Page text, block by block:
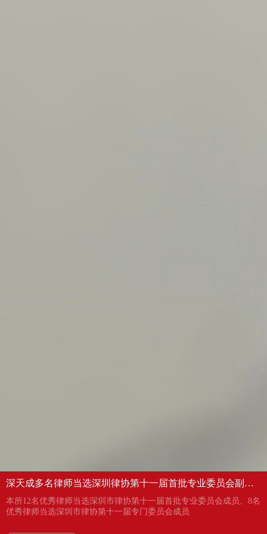
深天成多名律师当选深圳律协第十一届首批专业委员会副主
任、委员及专门委员会成员
本所12名优秀律师当选深圳市律协第十一届首批专业委员会成员、8名
优秀律师当选深圳市律协第十一届专门委员会成员